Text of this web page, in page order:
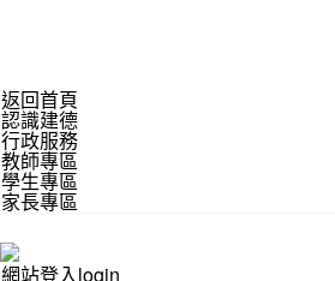
返回首頁
認識建德
行政服務
教師專區
學生專區
家長專區
網站登入login